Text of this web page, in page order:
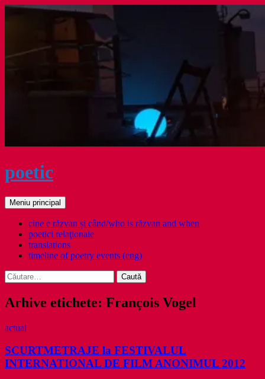
Sari
poetic
Caută
Meniu principal
cine e răzvan și când/who is răzvan and when
poetici relaţionale
translations
timeline of poetry events (eng)
Caută
după:
Arhive etichete: François Vogel
actual
SCURTMETRAJE la FESTIVALUL
INTERNATIONAL DE FILM ANONIMUL 2012